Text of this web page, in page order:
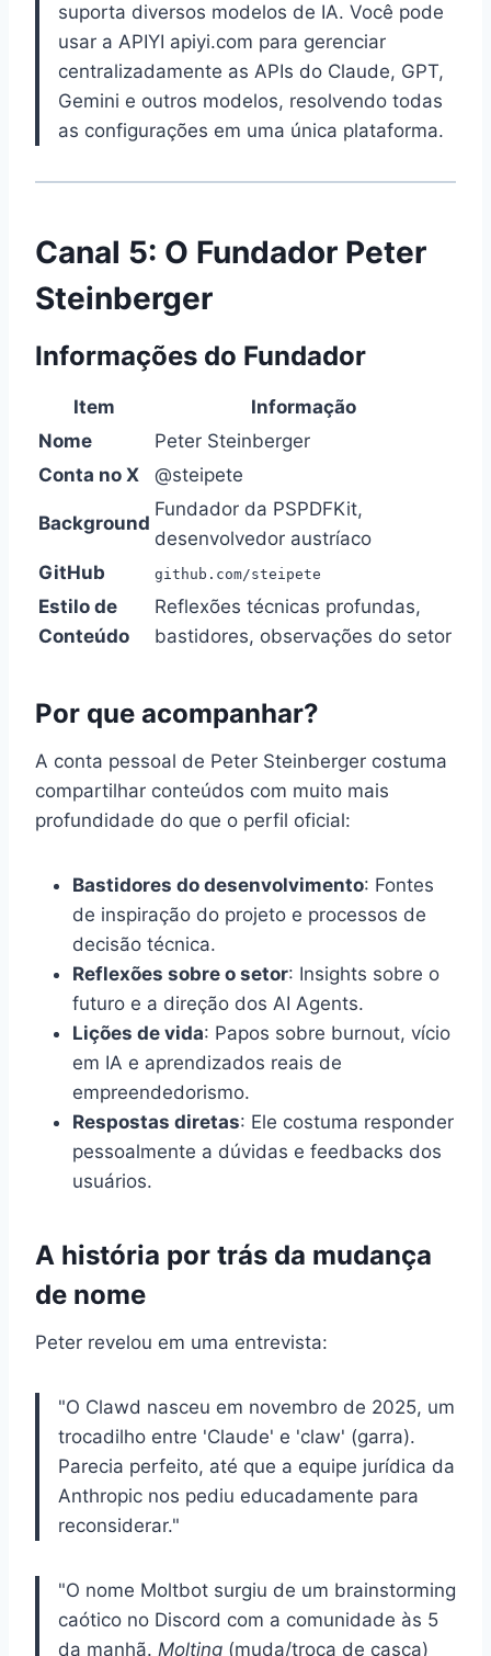
suporta diversos modelos de IA. Você pode
usar a APIYI apiyi.com para gerenciar
centralizadamente as APIs do Claude, GPT,
Gemini e outros modelos, resolvendo todas
as configurações em uma única plataforma.
Canal 5: O Fundador Peter
Steinberger
Informações do Fundador
Item
Informação
Nome
Peter Steinberger
Conta no X
@steipete
Background
Fundador da PSPDFKit,
desenvolvedor austríaco
GitHub
github.com/steipete
Estilo de
Conteúdo
Reflexões técnicas profundas,
bastidores, observações do setor
Por que acompanhar?
A conta pessoal de Peter Steinberger costuma
compartilhar conteúdos com muito mais
profundidade do que o perfil oficial:
Bastidores do desenvolvimento: Fontes
de inspiração do projeto e processos de
decisão técnica.
Reflexões sobre o setor: Insights sobre o
futuro e a direção dos AI Agents.
Lições de vida: Papos sobre burnout, vício
em IA e aprendizados reais de
empreendedorismo.
Respostas diretas: Ele costuma responder
pessoalmente a dúvidas e feedbacks dos
usuários.
A história por trás da mudança
de nome
Peter revelou em uma entrevista:
"O Clawd nasceu em novembro de 2025, um
trocadilho entre 'Claude' e 'claw' (garra).
Parecia perfeito, até que a equipe jurídica da
Anthropic nos pediu educadamente para
reconsiderar."
"O nome Moltbot surgiu de um brainstorming
caótico no Discord com a comunidade às 5
da manhã. Molting (muda/troca de casca)